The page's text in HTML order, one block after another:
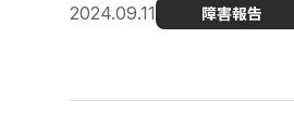
2024.09.11 障害報告